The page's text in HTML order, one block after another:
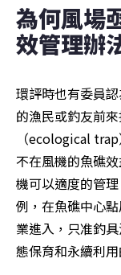
為何風場
效管理辦
環評時也有委員
的漁民或釣友前
（ecological
不在風機的魚礁
機可以適度的管
例，在魚礁中心
業進入，只准釣
態保育和永續利